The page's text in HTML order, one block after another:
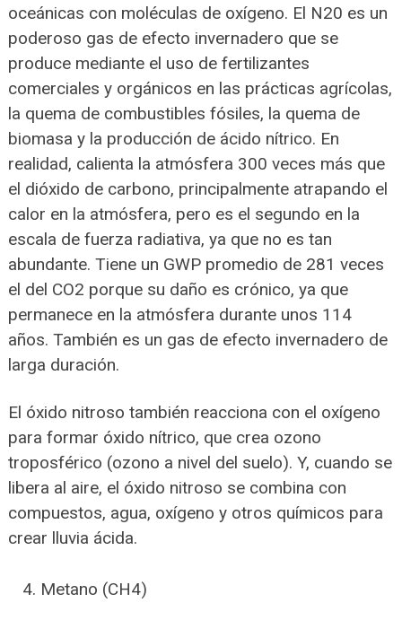
oceánicas con moléculas de oxígeno. El N20 es un
poderoso gas de efecto invernadero que se
produce mediante el uso de fertilizantes
comerciales y orgánicos en las prácticas agrícolas,
la quema de combustibles fósiles, la quema de
biomasa y la producción de ácido nítrico. En
realidad, calienta la atmósfera 300 veces más que
el dióxido de carbono, principalmente atrapando el
calor en la atmósfera, pero es el segundo en la
escala de fuerza radiativa, ya que no es tan
abundante. Tiene un GWP promedio de 281 veces
el del CO2 porque su daño es crónico, ya que
permanece en la atmósfera durante unos 114
años. También es un gas de efecto invernadero de
larga duración.
El óxido nitroso también reacciona con el oxígeno
para formar óxido nítrico, que crea ozono
troposférico (ozono a nivel del suelo). Y, cuando se
libera al aire, el óxido nitroso se combina con
compuestos, agua, oxígeno y otros químicos para
crear lluvia ácida.
Metano (CH4)